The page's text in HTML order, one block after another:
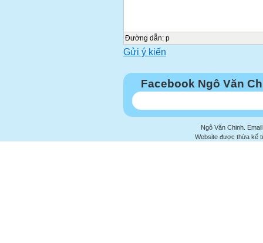
Đường dẫn: p
Gửi ý kiến
Facebook Ngô Văn
Ngô Văn Chinh.
Website được thừa kế